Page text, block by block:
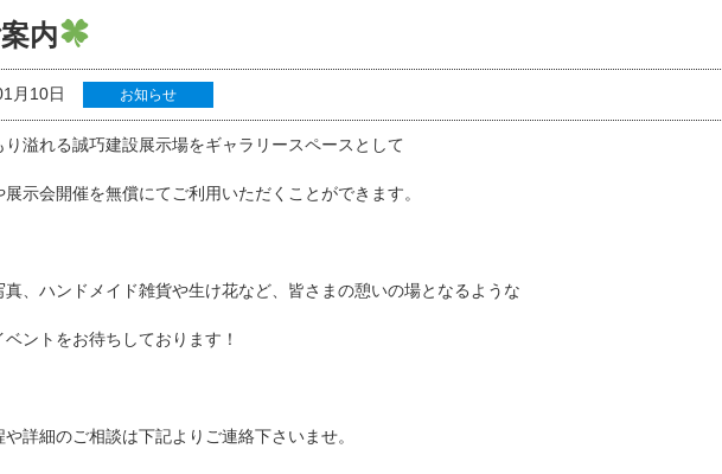
内
月10日 お知らせ
り溢れる誠巧建設展示場をギャラリースペースとして
展示会開催を無償にてご利用いただくことができます。
真、ハンドメイド雑貨や生け花など、皆さまの憩いの場となるような
ベントをお待ちしております！
や詳細のご相談は下記よりご連絡下さいませ。